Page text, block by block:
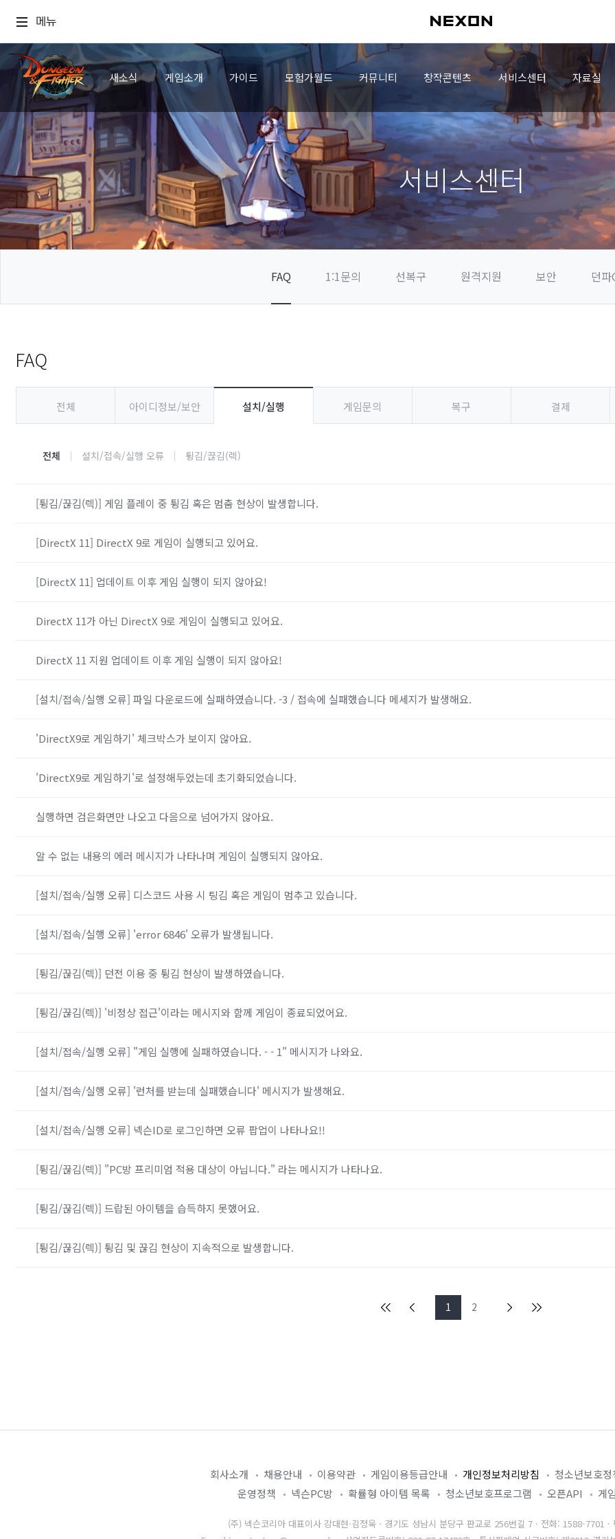
메뉴
새소식 게임소개 가이드 모험가월드 커뮤니티 창작콘텐츠 서비스센터 자료실
서비스센터
FAQ 1:1문의 선복구 원격지원 보안 던파
FAQ
전체 아이디정보/보안 설치/실행 게임문의 복구 결제
전체 설치/접속/실행 오류 튕김/끊김(렉)
[튕김/끊김(렉)] 게임 플레이 중 튕김 혹은 멈춤 현상이 발생합니다.
[DirectX 11] DirectX 9로 게임이 실행되고 있어요.
[DirectX 11] 업데이트 이후 게임 실행이 되지 않아요!
DirectX 11가 아닌 DirectX 9로 게임이 실행되고 있어요.
DirectX 11 지원 업데이트 이후 게임 실행이 되지 않아요!
[설치/접속/실행 오류] 파일 다운로드에 실패하였습니다. -3 / 접속에 실패했습니다 메세지가 발생해요.
'DirectX9로 게임하기' 체크박스가 보이지 않아요.
'DirectX9로 게임하기'로 설정해두었는데 초기화되었습니다.
실행하면 검은화면만 나오고 다음으로 넘어가지 않아요.
알 수 없는 내용의 에러 메시지가 나타나며 게임이 실행되지 않아요.
[설치/접속/실행 오류] 디스코드 사용 시 팅김 혹은 게임이 멈추고 있습니다.
[설치/접속/실행 오류] 'error 6846' 오류가 발생됩니다.
[튕김/끊김(렉)] 던전 이용 중 튕김 현상이 발생하였습니다.
[튕김/끊김(렉)] '비정상 접근'이라는 메시지와 함께 게임이 종료되었어요.
[설치/접속/실행 오류] "게임 실행에 실패하였습니다. - - 1" 메시지가 나와요.
[설치/접속/실행 오류] '런처를 받는데 실패했습니다' 메시지가 발생해요.
[설치/접속/실행 오류] 넥슨ID로 로그인하면 오류 팝업이 나타나요!!
[튕김/끊김(렉)] "PC방 프리미엄 적용 대상이 아닙니다." 라는 메시지가 나타나요.
[튕김/끊김(렉)] 드랍된 아이템을 습득하지 못했어요.
[튕김/끊김(렉)] 튕김 및 끊김 현상이 지속적으로 발생합니다.
1 2
회사소개 채용안내 이용약관 게임이용등급안내 개인정보처리방침 청소년보호정
운영정책
넥슨PC방 확률형 아이템 목록 청소년보호프로그램 오픈API 게
(주) 넥슨코리아 대표이사 강대현·김정욱 · 경기도 성남시 분당구 판교로 256번길 7 · 전화: 1588-7701